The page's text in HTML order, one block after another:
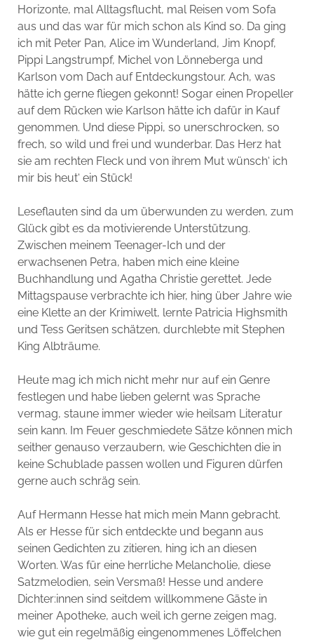
Horizonte, mal Alltagsflucht, mal Reisen vom Sofa
aus und das war für mich schon als Kind so. Da ging
ich mit Peter Pan, Alice im Wunderland, Jim Knopf,
Pippi Langstrumpf, Michel von Lönneberga und
Karlson vom Dach auf Entdeckungstour. Ach, was
hätte ich gerne fliegen gekonnt! Sogar einen Propeller
auf dem Rücken wie Karlson hätte ich dafür in Kauf
genommen. Und diese Pippi, so unerschrocken, so
frech, so wild und frei und wunderbar. Das Herz hat
sie am rechten Fleck und von ihrem Mut wünsch‘ ich
mir bis heut‘ ein Stück!
Leseflauten sind da um überwunden zu werden, zum
Glück gibt es da motivierende Unterstützung.
Zwischen meinem Teenager-Ich und der
erwachsenen Petra, haben mich eine kleine
Buchhandlung und Agatha Christie gerettet. Jede
Mittagspause verbrachte ich hier, hing über Jahre wie
eine Klette an der Krimiwelt, lernte Patricia Highsmith
und Tess Geritsen schätzen, durchlebte mit Stephen
King Albträume.
Heute mag ich mich nicht mehr nur auf ein Genre
festlegen und habe lieben gelernt was Sprache
vermag, staune immer wieder wie heilsam Literatur
sein kann. Im Feuer geschmiedete Sätze können mich
seither genauso verzaubern, wie Geschichten die in
keine Schublade passen wollen und Figuren dürfen
gerne auch schräg sein.
Auf Hermann Hesse hat mich mein Mann gebracht.
Als er Hesse für sich entdeckte und begann aus
seinen Gedichten zu zitieren, hing ich an diesen
Worten. Was für eine herrliche Melancholie, diese
Satzmelodien, sein Versmaß! Hesse und andere
Dichter:innen sind seitdem willkommene Gäste in
meiner Apotheke, auch weil ich gerne zeigen mag,
wie gut ein regelmäßig eingenommenes Löffelchen